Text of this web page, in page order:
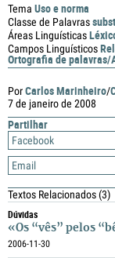
PorCarlos Marinheiro/
7 de janeiro de 2008
Partilhar
Facebook
Email
Textos Relacionados(3)
Dúvidas
«Os “vês” pelos
2006-11-30
Tema Uso e norma
Classe de Palavras
Áreas Linguísticas
Campos Linguísticos
Ortografia de palavras/